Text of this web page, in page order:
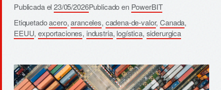
Publicada el23/05/2026Publicado en PowerBIT
Etiquetadoacero,aranceles, cadena-de-valor,Canada,
EEUU,exportaciones, industria, logística, siderurgica